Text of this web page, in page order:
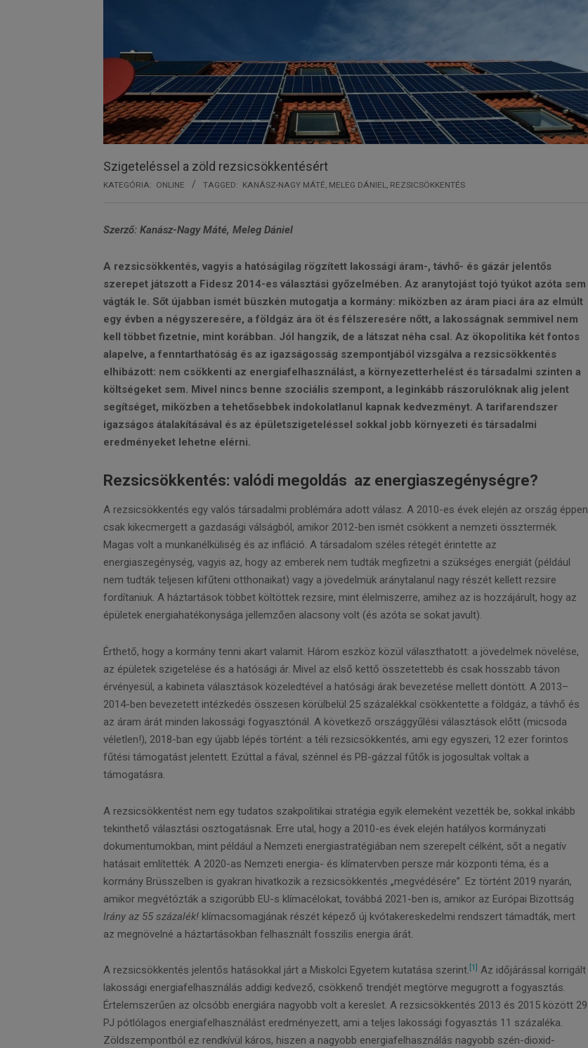
Szigeteléssel a zöld rezsicsökkentésért
KATEGÓRIA: ONLINE TAGGED: KANÁSZ-NAGY MÁTÉ MELEG DÁNIEL REZSICSÖKKENTÉS
Szerző: Kanász-Nagy Máté, Meleg Dániel
A rezsicsökkentés, vagyis a hatóságilag rögzített lakossági áram-, távhő- és gázár jelentős
szerepet játszott a Fidesz 2014-es választási győzelmében. Az aranytojást tojó tyúkot azóta sem
vágták le. Sőt újabban ismét büszkén mutogatja a kormány: miközben az áram piaci ára az elmúlt
egy évben a négyszeresére, a földgáz ára öt és félszeresére nőtt, a lakosságnak semmivel nem
kell többet fizetnie, mint korábban. Jól hangzik, de a látszat néha csal. Az ökopolitika két fontos
alapelve, a fenntarthatóság és az igazságosság szempontjából vizsgálva a rezsicsökkentés
elhibázott: nem csökkenti az energiafelhasználást, a környezetterhelést és társadalmi szinten a
költségeket sem. Mivel nincs benne szociális szempont, a leginkább rászorulóknak alig jelent
segítséget, miközben a tehetősebbek indokolatlanul kapnak kedvezményt. A tarifarendszer
igazságos átalakításával és az épületszigeteléssel sokkal jobb környezeti és társadalmi
eredményeket lehetne elérni.
Rezsicsökkentés: valódi megoldás az energiaszegénységre?
A rezsicsökkentés egy valós társadalmi problémára adott válasz. A 2010-es évek elején az ország éppen
csak kikecmergett a gazdasági válságból, amikor 2012-ben ismét csökkent a nemzeti össztermék.
Magas volt a munkanélküliség és az infláció. A társadalom széles rétegét érintette az
energiaszegénység, vagyis az, hogy az emberek nem tudták megfizetni a szükséges energiát (például
nem tudták teljesen kifűteni otthonaikat) vagy a jövedelmük aránytalanul nagy részét kellett rezsire
fordítaniuk. A háztartások többet költöttek rezsire, mint élelmiszerre, amihez az is hozzájárult, hogy az
épületek energiahatékonysága jellemzően alacsony volt (és azóta se sokat javult).
Érthető, hogy a kormány tenni akart valamit. Három eszköz közül választhatott: a jövedelmek növelése,
az épületek szigetelése és a hatósági ár. Mivel az első kettő összetettebb és csak hosszabb távon
érvényesül, a kabineta választások közeledtével a hatósági árak bevezetése mellett döntött. A 2013–
2014-ben bevezetett intézkedés összesen körülbelül 25 százalékkal csökkentette a földgáz, a távhő és
az áram árát minden lakossági fogyasztónál. A következő országgyűlési választások előtt (micsoda
véletlen!), 2018-ban egy újabb lépés történt: a téli rezsicsökkentés, ami egy egyszeri, 12 ezer forintos
fűtési támogatást jelentett. Ezúttal a fával, szénnel és PB-gázzal fűtők is jogosultak voltak a
támogatásra.
A rezsicsökkentést nem egy tudatos szakpolitikai stratégia egyik elemeként vezették be, sokkal inkább
tekinthető választási osztogatásnak. Erre utal, hogy a 2010-es évek elején hatályos kormányzati
dokumentumokban, mint például a Nemzeti energiastratégiában nem szerepelt célként, sőt a negatív
hatásait említették. A 2020-as Nemzeti energia- és klímatervben persze már központi téma, és a
kormány Brüsszelben is gyakran hivatkozik a rezsicsökkentés „megvédésére”. Ez történt 2019 nyarán,
amikor megvétózták a szigorúbb EU-s klímacélokat, továbbá 2021-ben is, amikor az Európai Bizottság
Irány az 55 százalék! klímacsomagjának részét képező új kvótakereskedelmi rendszert támadták, mert
az megnövelné a háztartásokban felhasznált fosszilis energia árát.
A rezsicsökkentés jelentős hatásokkal járt a Miskolci Egyetem kutatása szerint. [1] Az időjárással korrigált
lakossági energiafelhasználás addigi kedvező, csökkenő trendjét megtörve megugrott a fogyasztás.
Értelemszerűen az olcsóbb energiára nagyobb volt a kereslet. A rezsicsökkentés 2013 és 2015 között 29
PJ pótlólagos energiafelhasználást eredményezett, ami a teljes lakossági fogyasztás 11 százaléka.
Zöldszempontból ez rendkívül káros, hiszen a nagyobb energiafelhasználás nagyobb szén-dioxid-